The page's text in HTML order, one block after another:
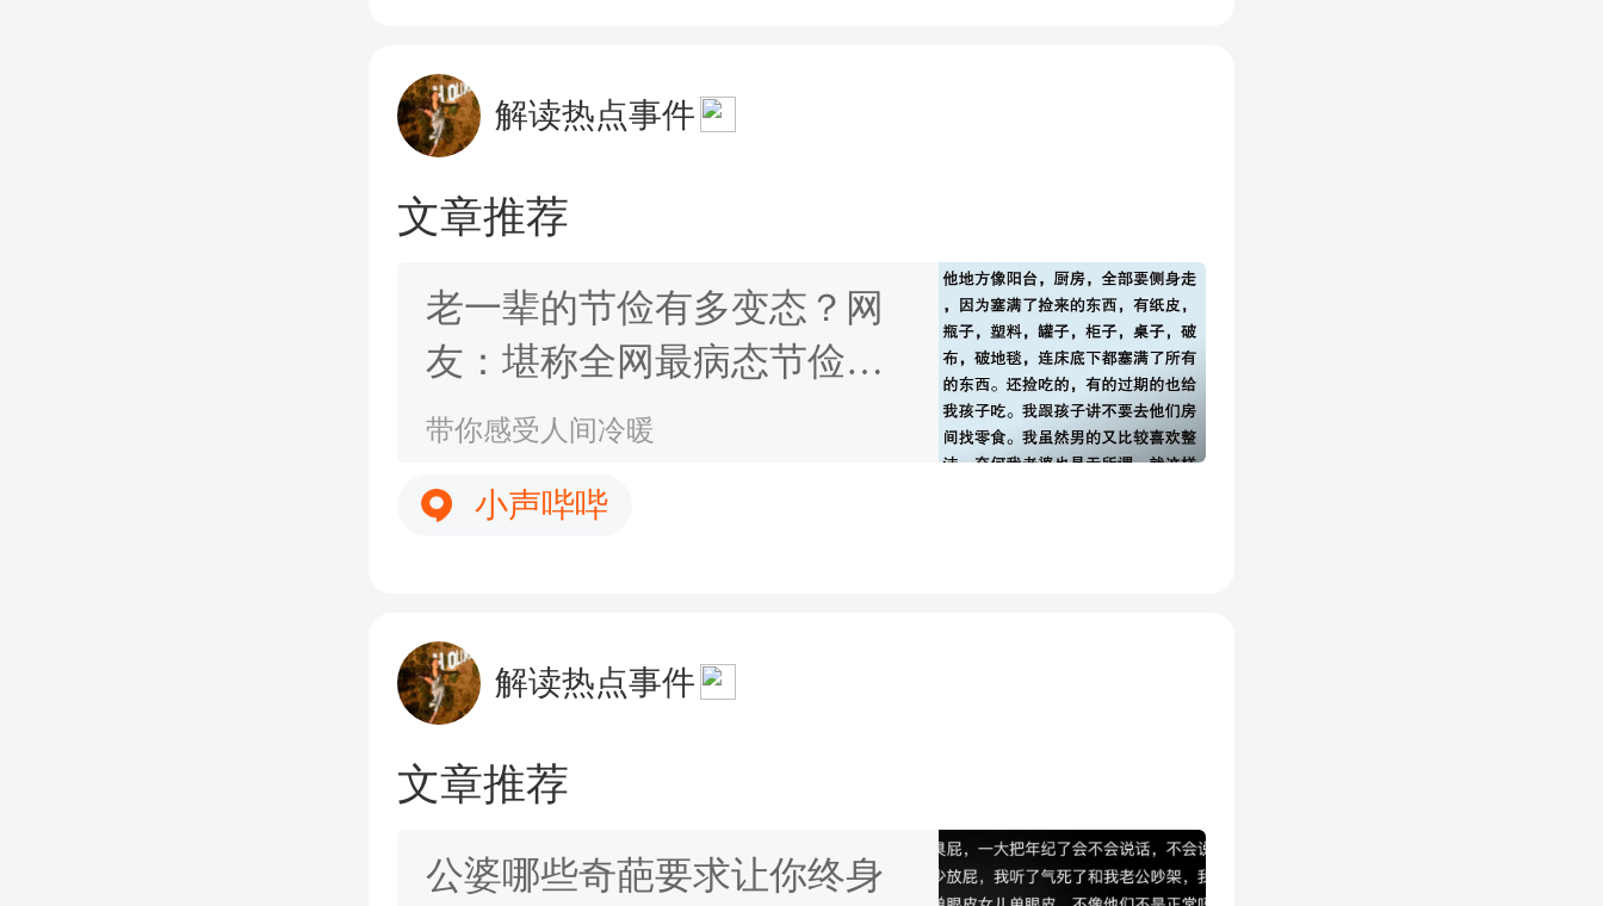
解读热点事件
文章推荐
老一辈的节俭有多变态？网
友：堪称全网最病态节俭的
父母，没有之一
带你感受人间冷暖
小声哔哔
解读热点事件
文章推荐
公婆哪些奇葩要求让你终身